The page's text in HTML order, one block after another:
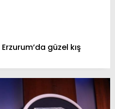
güzel kış